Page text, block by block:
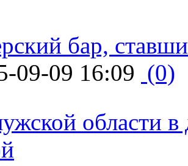
бар,
09-09 16:09 (0)
области в